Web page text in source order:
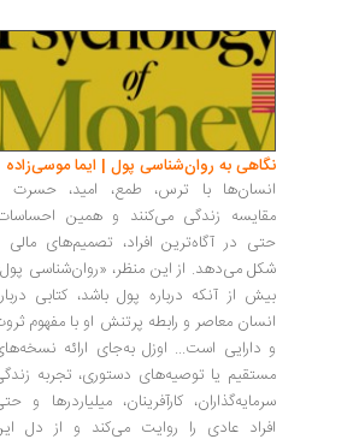
نگاهی به روان‌شناسی پول | ایما موسی‌زاده
انسان‌ها با ترس، طمع، امید، حسرت
مقایسه زندگی می‌کنند و همین
حتی در آگاه‌ترین افراد، تصمیم‌های مالی
شکل می‌دهد. از این منظر، «روان‌شناسی
بیش از آنکه درباره پول باشد، کتابی
انسان معاصر و رابطه پرتنش او با مفهوم
و دارایی است... اوزل به‌جای ارائه
مستقیم یا توصیه‌های دستوری، تجربه
سرمایه‌گذاران، کارآفرینان، میلیاردرها و
افراد عادی را روایت می‌کند و از دل